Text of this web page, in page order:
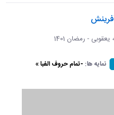
- رمضان 1401
نمایه ها: -تمام حروف الفبا »